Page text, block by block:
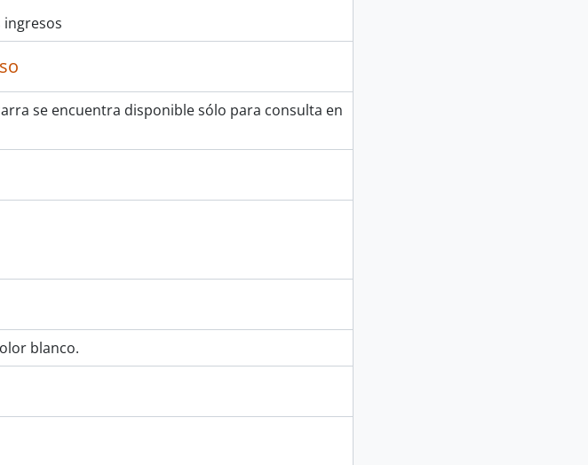
ingresos
se encuentra disponible sólo para consulta en
blanco.